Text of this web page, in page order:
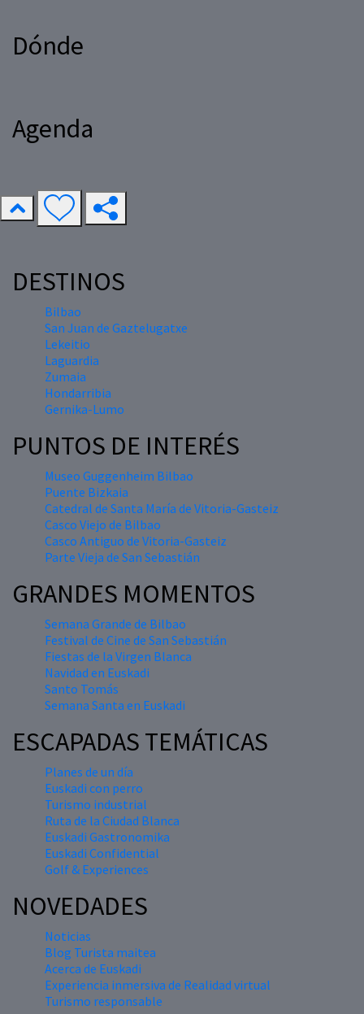
Dónde
Agenda
DESTINOS
Bilbao
San Juan de Gaztelugatxe
Lekeitio
Laguardia
Zumaia
Hondarribia
Gernika-Lumo
PUNTOS DE INTERÉS
Museo Guggenheim Bilbao
Puente Bizkaia
Catedral de Santa María de Vitoria-Gasteiz
Casco Viejo de Bilbao
Casco Antiguo de Vitoria-Gasteiz
Parte Vieja de San Sebastián
GRANDES MOMENTOS
Semana Grande de Bilbao
Festival de Cine de San Sebastián
Fiestas de la Virgen Blanca
Navidad en Euskadi
Santo Tomás
Semana Santa en Euskadi
ESCAPADAS TEMÁTICAS
Planes de un día
Euskadi con perro
Turismo industrial
Ruta de la Ciudad Blanca
Euskadi Gastronomika
Euskadi Confidential
Golf & Experiences
NOVEDADES
Noticias
Blog Turista maitea
Acerca de Euskadi
Experiencia inmersiva de Realidad virtual
Turismo responsable